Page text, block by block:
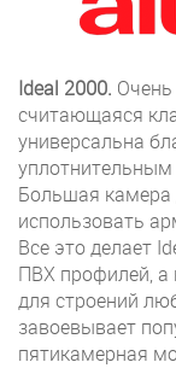
Ideal 2000.
считающаяся
универсальна
Большая камера
использовать
Все это делает
ПВХ профилей, а
для строений
завоевывает
пятикамерная